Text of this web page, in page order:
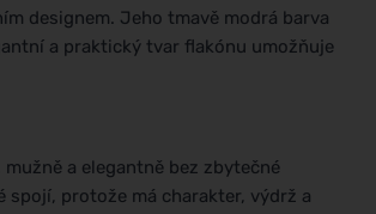
designem. Jeho tmavě modrá barva
a praktický tvar flakónu umožňuje
a elegantně bez zbytečné
spojí, protože má charakter, výdrž a